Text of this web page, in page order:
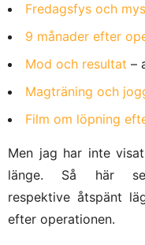
Fredagsfys och
9 månader efter
Mod och resultat –
Magträning och
Film om löpning
Men jag har inte
länge. Så här
respektive åtspänt
efter operationen.